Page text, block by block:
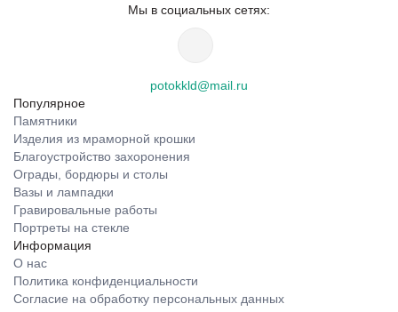
Мы в социальных сетях:
potokkld@mail.ru
Популярное
Памятники
Изделия из мраморной крошки
Благоустройство захоронения
Ограды, бордюры и столы
Вазы и лампадки
Гравировальные работы
Портреты на стекле
Информация
О нас
Политика конфиденциальности
Согласие на обработку персональных данных